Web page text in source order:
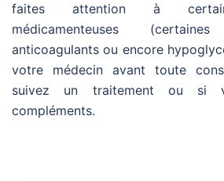
faites attention à
médicamenteuses
anticoagulants ou encore
votre médecin avant toute
suivez un traitement ou si
compléments.